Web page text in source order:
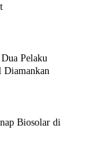
Pelaku
Diamankan
Biosolar di